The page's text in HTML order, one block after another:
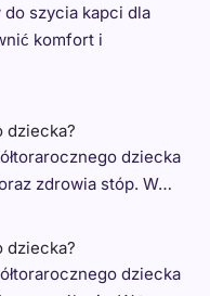
szycia kapci dla
komfort i
dziecka?
dziecka
zdrowia stóp. W…
dziecka?
dziecka